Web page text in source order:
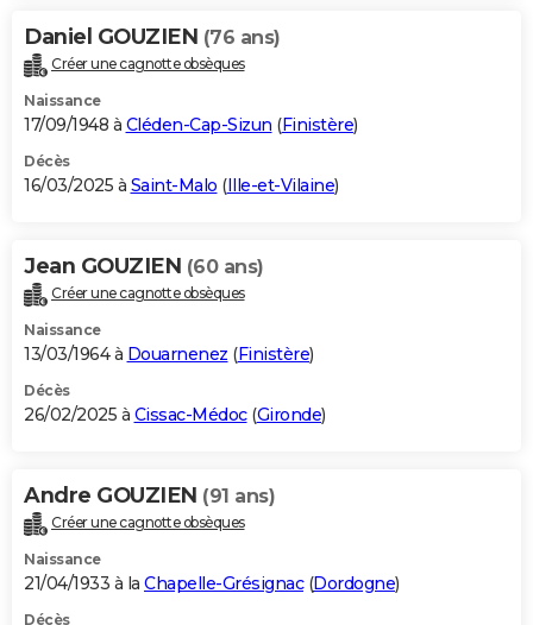
Daniel GOUZIEN (76 ans)
Créer une cagnotte obsèques
Naissance
17/09/1948 à Cléden-Cap-Sizun (Finistère)
Décès
16/03/2025 à Saint-Malo (Ille-et-Vilaine)
Jean GOUZIEN (60 ans)
Créer une cagnotte obsèques
Naissance
13/03/1964 à Douarnenez (Finistère)
Décès
26/02/2025 à Cissac-Médoc(Gironde)
Andre GOUZIEN (91 ans)
Créer une cagnotte obsèques
Naissance
21/04/1933 à la Chapelle-Grésignac(Dordogne)
Décès